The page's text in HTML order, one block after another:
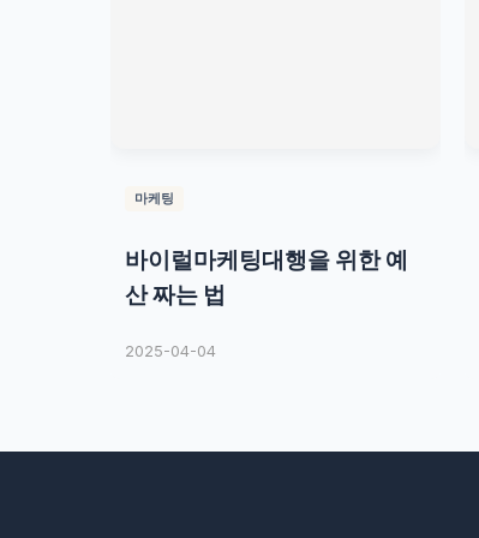
마케팅
바이럴마케팅대행을 위한 예
산 짜는 법
2025-04-04